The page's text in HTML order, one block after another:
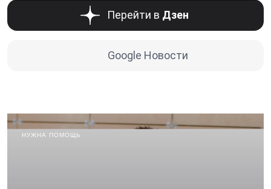
Перейти в Дзен
Google Новости
НУЖНА ПОМОЩЬ